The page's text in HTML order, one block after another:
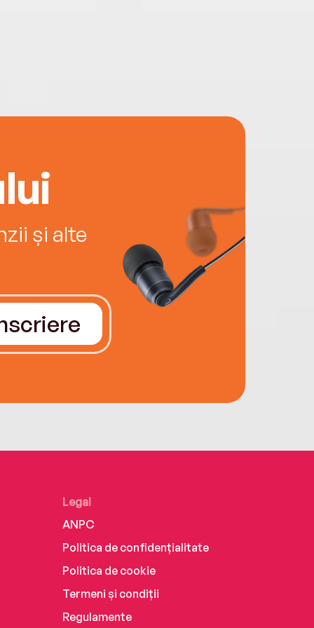
și alte
Legal
ANPC
Politica de confidențialitate
Politica de cookie
Termeni și condiții
Regulamente